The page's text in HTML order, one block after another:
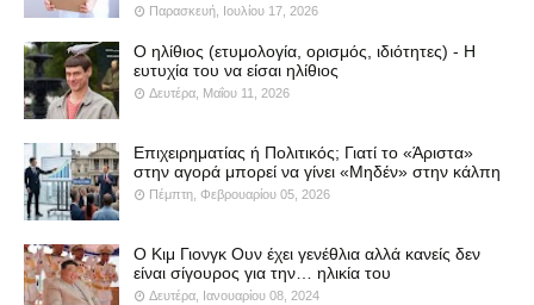
Παρασκευή, Ιουλίου 17, 2026
Ο ηλίθιος (ετυμολογία, ορισμός, ιδιότητες) - Η
ευτυχία του να είσαι ηλίθιος
Δευτέρα, Μαΐου 11, 2026
Επιχειρηματίας ή Πολιτικός; Γιατί το «Άριστα»
στην αγορά μπορεί να γίνει «Μηδέν» στην κάλπη
Πέμπτη, Φεβρουαρίου 05, 2026
Ο Κιμ Γιονγκ Ουν έχει γενέθλια αλλά κανείς δεν
είναι σίγουρος για την… ηλικία του
Δευτέρα, Ιανουαρίου 08, 2024